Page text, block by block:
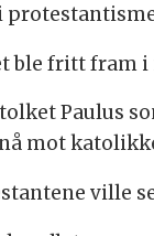
ble fritt fram i
Paulus
mot
ville